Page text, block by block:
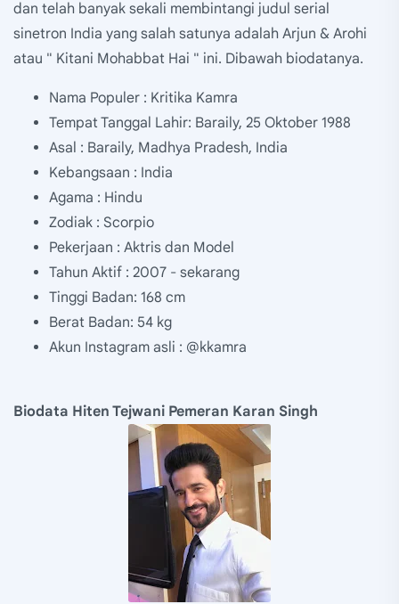
dan telah banyak sekali membintangi judul serial
sinetron India yang salah satunya adalah Arjun & Arohi
atau " Kitani Mohabbat Hai " ini. Dibawah biodatanya.
Nama Populer : Kritika Kamra
Tempat Tanggal Lahir: Baraily, 25 Oktober 1988
Asal : Baraily, Madhya Pradesh, India
Kebangsaan : India
Agama : Hindu
Zodiak : Scorpio
Pekerjaan : Aktris dan Model
Tahun Aktif : 2007 - sekarang
Tinggi Badan: 168 cm
Berat Badan: 54 kg
Akun Instagram asli : @kkamra
Biodata Hiten Tejwani Pemeran Karan Singh